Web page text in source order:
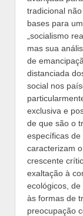
tradicional
bases para
„socialismo
mas sua
de
distanciada
social nos
exclusiva e
de que são o
específicas de
caracterizam
crescente
exaltação à
ecológicos,
às formas de
preocupação